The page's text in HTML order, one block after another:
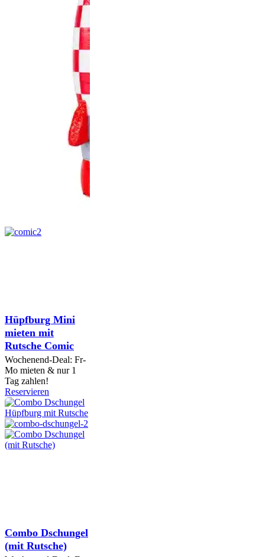
Hüpfburg Mini
mieten mit
Rutsche Comic
Wochenend-Deal: Fr-
Mo mieten & nur 1
Tag zahlen!
Reservieren
Combo Dschungel
(mit Rutsche)